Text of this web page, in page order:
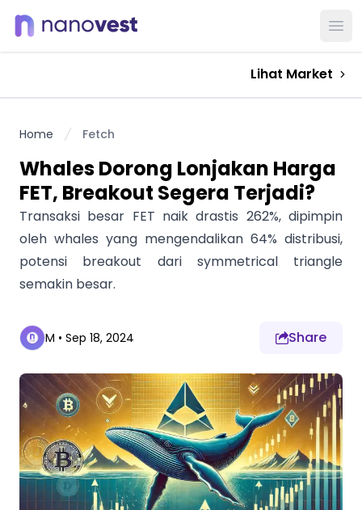
Lihat Market
Home Fetch
Whales Dorong Lonjakan Harga
FET, Breakout Segera Terjadi?
Transaksi besar FET naik drastis 262%, dipimpin
oleh whales yang mengendalikan 64% distribusi,
potensi breakout dari symmetrical triangle
semakin besar.
M • Sep 18, 2024 Share